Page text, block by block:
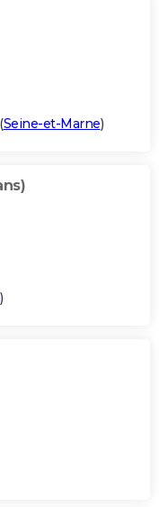
(Seine-et-Marne)
)